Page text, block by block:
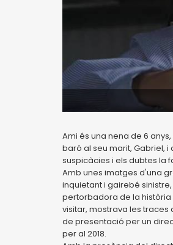
Ami és una nena de 6
baró al seu marit, Gabriel,
suspicàcies i els dubtes la
Amb unes imatges d'una
inquietant i gairebé
pertorbadora de la història
visitar, mostrava les
de presentació per un
per al 2018.